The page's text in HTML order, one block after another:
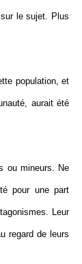
le sujet. Plus
population, et
aurait été
ou mineurs. Ne
pour une part
Leur
regard de leurs